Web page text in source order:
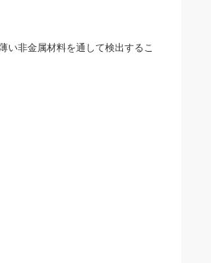
い非金属材料を通して検出するこ